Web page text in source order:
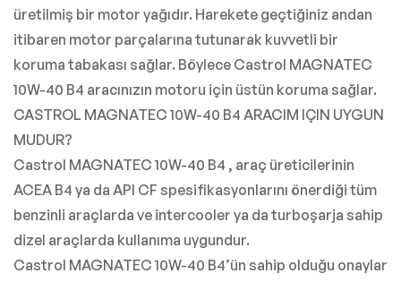
üretilmiş bir motor yağıdır. Harekete geçtiğiniz andan
itibaren motor parçalarına tutunarak kuvvetli bir
koruma tabakası sağlar. Böylece Castrol MAGNATEC
10W-40 B4 aracınızın motoru için üstün koruma sağlar.
CASTROL MAGNATEC 10W-40 B4 ARACIM IÇIN UYGUN
MUDUR?
Castrol MAGNATEC 10W-40 B4 , araç üreticilerinin
ACEA B4 ya da API CF spesifikasyonlarını önerdiği tüm
benzinli araçlarda ve intercooler ya da turboşarja sahip
dizel araçlarda kullanıma uygundur.
Castrol MAGNATEC 10W-40 B4’ün sahip olduğu onaylar